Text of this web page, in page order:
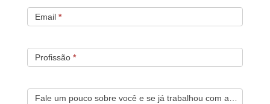
Email *
Profissão *
Fale um pouco sobre você e se já trabalhou com algo que